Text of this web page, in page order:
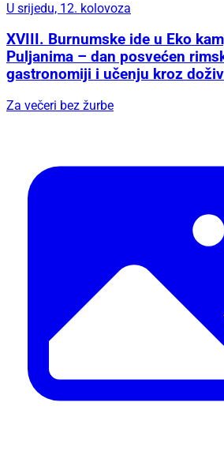
U srijedu, 12. kolovoza
XVIII. Burnumske ide u Eko
Puljanima – dan posvećen
gastronomiji i učenju kroz
Za večeri bez žurbe